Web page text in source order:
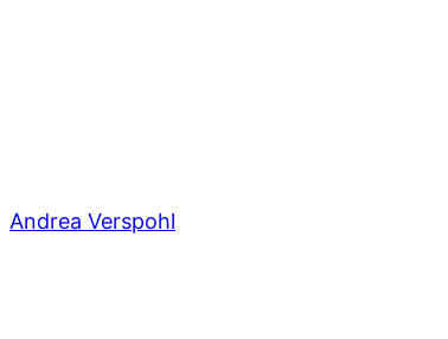
Andrea Verspohl